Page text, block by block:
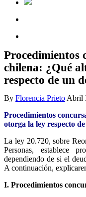
Procedimientos
chilena: ¿Qué
respecto de un
By Florencia PrietoAbril
Procedimientos
otorga la ley respecto
La ley 20.720, sobre
Personas, establece
dependiendo de si el
A continuación,
I. Procedimientos